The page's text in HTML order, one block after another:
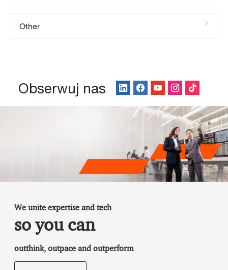
Other
Obserwuj nas
We unite expertise and tech
so you can
outthink, outpace and outperform